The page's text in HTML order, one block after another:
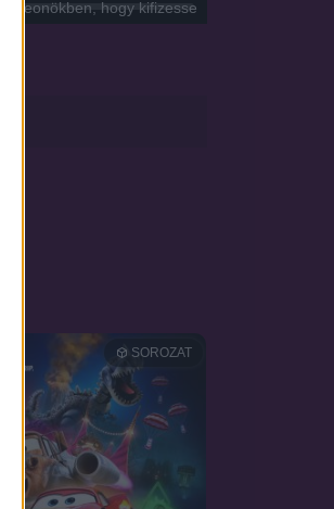
hogy kifizesse
SOROZAT